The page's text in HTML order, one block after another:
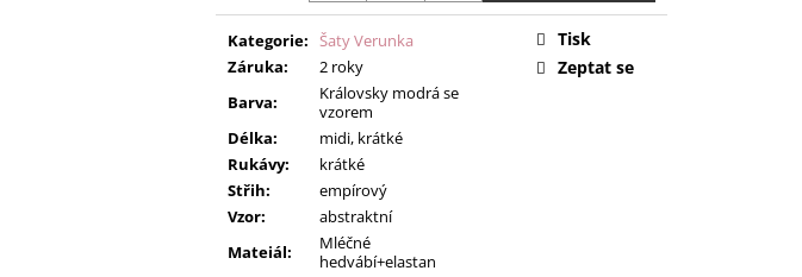
Kategorie:
Šaty Verunka
Záruka:
2 roky
Barva:
Královsky modrá se
vzorem
Délka:
midi, krátké
Rukávy:
krátké
Střih:
empírový
Vzor:
abstraktní
Mateiál:
Mléčné
hedvábí+elastan
Tisk
Zeptat se